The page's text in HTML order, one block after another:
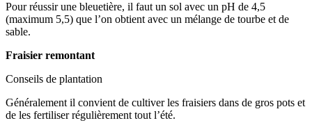
Pour réussir une bleuetière, il faut un sol avec un pH de 4,5
(maximum 5,5) que l’on obtient avec un mélange de tourbe et de
sable.
Fraisier remontant
Conseils de plantation
Généralement il convient de cultiver les fraisiers dans de gros pots et
de les fertiliser régulièrement tout l’été.